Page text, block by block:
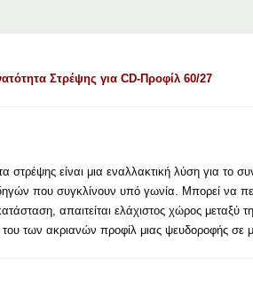
Στρέψης για CD-Προφίλ 60/27
στρέψης είναι μια εναλλακτική λύση για το
που συγκλίνουν υπό γωνία. Μπορεί να
απαιτείται ελάχιστος χώρος
του των ακριανών προφίλ μιας ψευδοροφής σε